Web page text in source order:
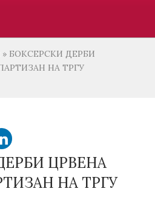
» БОКСЕРСКИ ДЕРБИ
НА ТРГУ
ЦРВЕНА
НА ТРГУ